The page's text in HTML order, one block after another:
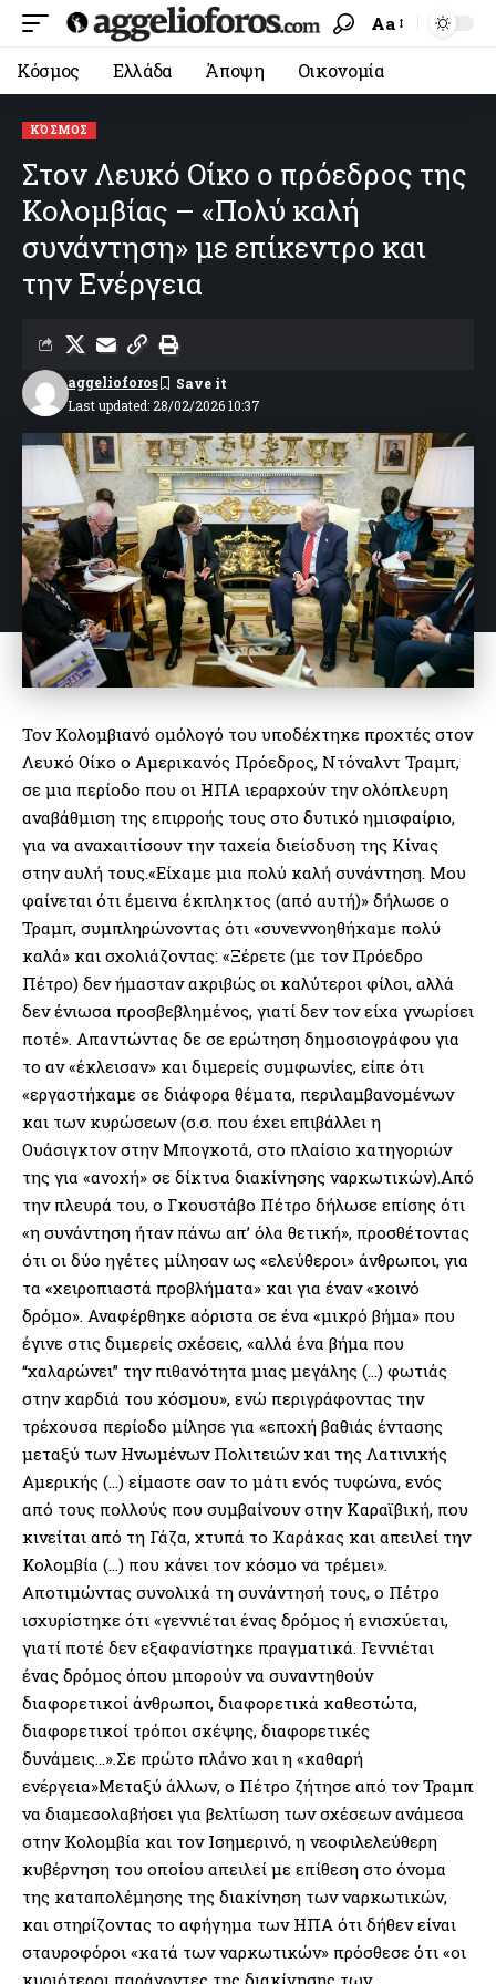
Aa
Κόσμος Ελλάδα Άποψη Οικονομία
ΚΌΣΜΟΣ
Στον Λευκό Οίκο ο πρόεδρος της
Κολομβίας – «Πολύ καλή
συνάντηση» με επίκεντρο και
την Ενέργεια
Last updated: 28/02/2026 10:37
aggelioforos
Τον Κολομβιανό ομόλογό του υποδέχτηκε προχτές στον
Λευκό Οίκο ο Αμερικανός Πρόεδρος, Ντόναλντ Τραμπ,
σε μια περίοδο που οι ΗΠΑ ιεραρχούν την ολόπλευρη
αναβάθμιση της επιρροής τους στο δυτικό ημισφαίριο,
για να αναχαιτίσουν την ταχεία διείσδυση της Κίνας
στην αυλή τους.«Είχαμε μια πολύ καλή συνάντηση. Μου
φαίνεται ότι έμεινα έκπληκτος (από αυτή)» δήλωσε ο
Τραμπ, συμπληρώνοντας ότι «συνεννοηθήκαμε πολύ
καλά» και σχολιάζοντας: «Ξέρετε (με τον Πρόεδρο
Πέτρο) δεν ήμασταν ακριβώς οι καλύτεροι φίλοι, αλλά
δεν ένιωσα προσβεβλημένος, γιατί δεν τον είχα γνωρίσει
ποτέ». Απαντώντας δε σε ερώτηση δημοσιογράφου για
το αν «έκλεισαν» και διμερείς συμφωνίες, είπε ότι
«εργαστήκαμε σε διάφορα θέματα, περιλαμβανομένων
και των κυρώσεων (σ.σ. που έχει επιβάλλει η
Ουάσιγκτον στην Μπογκοτά, στο πλαίσιο κατηγοριών
της για «ανοχή» σε δίκτυα διακίνησης ναρκωτικών).Από
την πλευρά του, ο Γκουστάβο Πέτρο δήλωσε επίσης ότι
«η συνάντηση ήταν πάνω απ’ όλα θετική», προσθέτοντας
ότι οι δύο ηγέτες μίλησαν ως «ελεύθεροι» άνθρωποι, για
τα «χειροπιαστά προβλήματα» και για έναν «κοινό
δρόμο». Αναφέρθηκε αόριστα σε ένα «μικρό βήμα» που
έγινε στις διμερείς σχέσεις, «αλλά ένα βήμα που
“χαλαρώνει” την πιθανότητα μιας μεγάλης (…) φωτιάς
στην καρδιά του κόσμου», ενώ περιγράφοντας την
τρέχουσα περίοδο μίλησε για «εποχή βαθιάς έντασης
μεταξύ των Ηνωμένων Πολιτειών και της Λατινικής
Αμερικής (…) είμαστε σαν το μάτι ενός τυφώνα, ενός
από τους πολλούς που συμβαίνουν στην Καραϊβική, που
κινείται από τη Γάζα, χτυπά το Καράκας και απειλεί την
Κολομβία (…) που κάνει τον κόσμο να τρέμει».
Αποτιμώντας συνολικά τη συνάντησή τους, ο Πέτρο
ισχυρίστηκε ότι «γεννιέται ένας δρόμος ή ενισχύεται,
γιατί ποτέ δεν εξαφανίστηκε πραγματικά. Γεννιέται
ένας δρόμος όπου μπορούν να συναντηθούν
διαφορετικοί άνθρωποι, διαφορετικά καθεστώτα,
διαφορετικοί τρόποι σκέψης, διαφορετικές
δυνάμεις…».Σε πρώτο πλάνο και η «καθαρή
ενέργεια»Μεταξύ άλλων, ο Πέτρο ζήτησε από τον Τραμπ
να διαμεσολαβήσει για βελτίωση των σχέσεων ανάμεσα
στην Κολομβία και τον Ισημερινό, η νεοφιλελεύθερη
κυβέρνηση του οποίου απειλεί με επίθεση στο όνομα
της καταπολέμησης της διακίνηση των ναρκωτικών,
και στηρίζοντας το αφήγημα των ΗΠΑ ότι δήθεν είναι
σταυροφόροι «κατά των ναρκωτικών» πρόσθεσε ότι «οι
κυριότεροι παράγοντες της διακίνησης των